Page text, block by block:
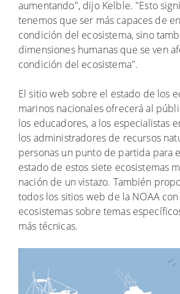
aumentando", dijo Kelble. "Esto
tenemos que ser más capaces de
condición del ecosistema, sino
dimensiones humanas que se ven
condición del ecosistema".
El sitio web sobre el estado de los
marinos nacionales ofrecerá al
los educadores, a los especialistas
los administradores de recursos
personas un punto de partida para
estado de estos siete ecosistemas
nación de un vistazo. También
todos los sitios web de la NOAA
ecosistemas sobre temas
más técnicas.